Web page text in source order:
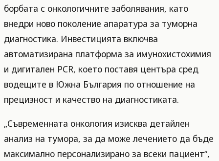
борбата с онкологичните заболявания, като
внедри ново поколение апаратура за туморна
диагностика. Инвестицията включва
автоматизирана платформа за имунохистохимия
и дигитален PCR, което поставя центъра сред
водещите в Южна България по отношение на
прецизност и качество на диагностиката.
„Съвременната онкология изисква детайлен
анализ на тумора, за да може лечението да бъде
максимално персонализирано за всеки пациент“,